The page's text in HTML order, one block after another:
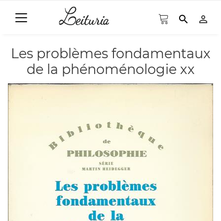
search person_outline
Les problèmes fondamentaux
de la phénoménologie xx